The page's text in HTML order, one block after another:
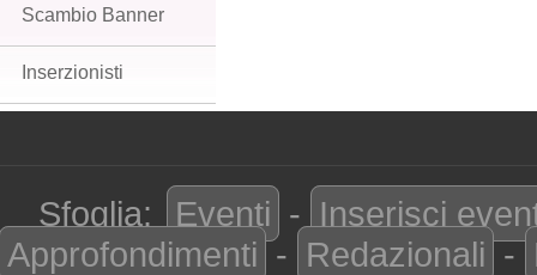
Scambio Banner
Inserzionisti
Sfoglia: Eventi - Inserisci
Approfondimenti - Redazionali -